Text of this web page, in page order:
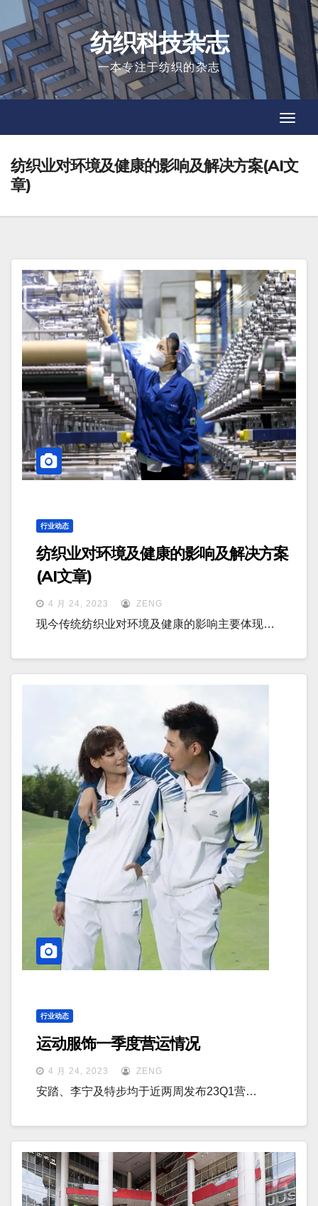
to
content
纺织科技杂志
一本专注于纺织的杂志
纺织业对环境及健康的影响及解决方案(AI文
章)
行业动态
纺织业对环境及健康的影响及解决方案
(AI文章)
4 月 24, 2023 ZENG
现今传统纺织业对环境及健康的影响主要体现…
行业动态
运动服饰一季度营运情况
4 月 24, 2023 ZENG
安踏、李宁及特步均于近两周发布23Q1营…